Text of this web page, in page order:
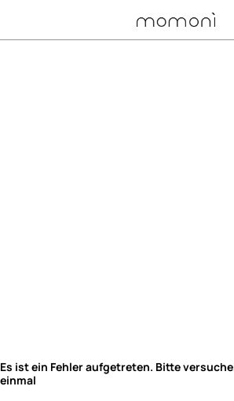
Es ist ein Fehler aufgetreten. Bitte
einmal